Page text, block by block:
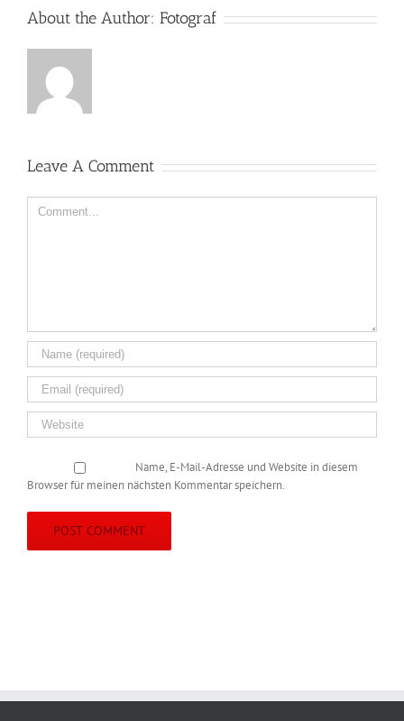
About the Author: Fotograf
Leave A Comment
Comment
Name, E-Mail-Adresse und Website in diesem
Browser für meinen nächsten Kommentar speichern.